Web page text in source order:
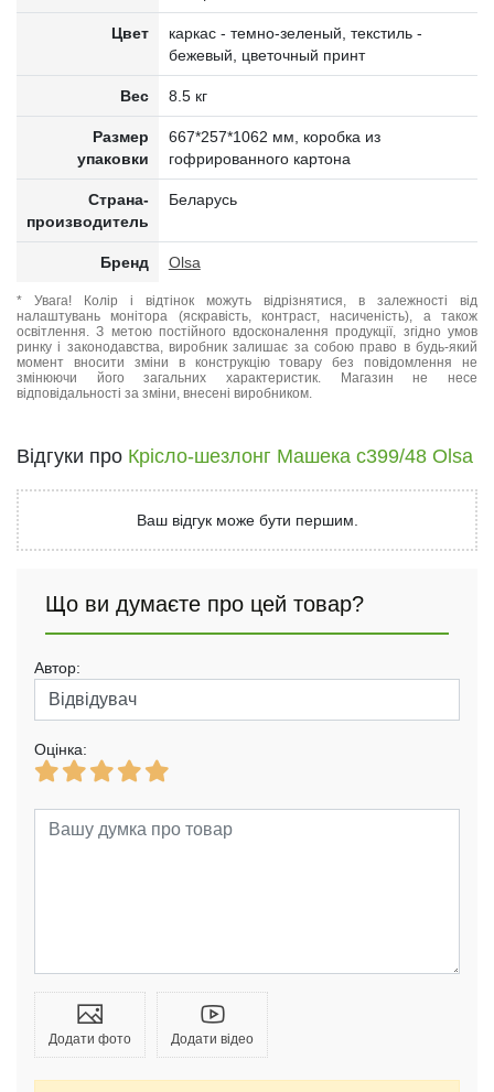
Цвет
каркас - темно-зеленый, текстиль -
бежевый, цветочный принт
Вес 8.5 кг
Размер
упаковки
667*257*1062 мм, коробка из
гофрированного картона
Страна-
производитель
Беларусь
Бренд Olsa
* Увага! Колір і відтінок можуть відрізнятися, в залежності від
налаштувань монітора (яскравість, контраст, насиченість), а також
освітлення. З метою постійного вдосконалення продукції, згідно умов
ринку і законодавства, виробник залишає за собою право в будь-який
момент вносити зміни в конструкцію товару без повідомлення не
змінюючи його загальних характеристик. Магазин не несе
відповідальності за зміни, внесені виробником.
Відгуки про Крісло-шезлонг Машека с399/48 Olsa
Ваш відгук може бути першим.
Що ви думаєте про цей товар?
Автор:
Оцінка:
Додати фото Додати відео